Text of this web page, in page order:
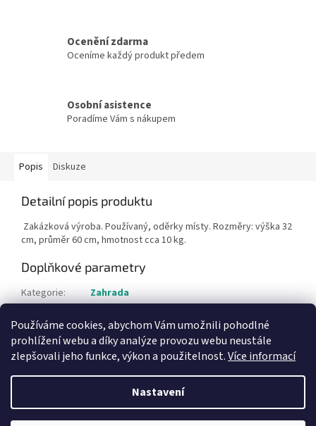
Používáme cookies, abychom Vám umožnili pohodlné
prohlížení webu a díky analýze provozu webu neustále
zlepšovali jeho funkce, výkon a použitelnost.Více informací
Nastavení
Ocenění zdarma
Oceníme každý produkt předem
Osobní asistence
Poradíme Vám s nákupem
Popis Diskuze
Detailní popis produktu
Zakázková výroba. Používaný, oděrky místy. Rozměry: výška 32
cm, průměr 60 cm, hmotnost cca 10 kg.
Doplňkové parametry
Kategorie:
Zahrada
Položka byla vyprodána…
Vytvořil Shoptet